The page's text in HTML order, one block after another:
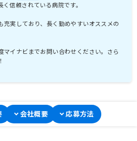
信頼されている病院です。
充実しており、長く勤めやすいオススメの
マイナビまでお問い合わせください。さら
会社概要 応募方法